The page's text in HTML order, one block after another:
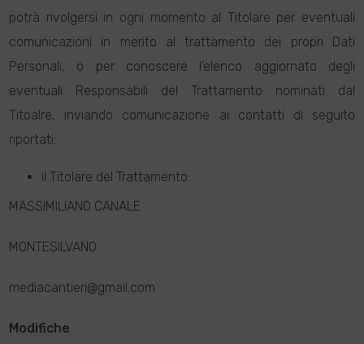
potrà rivolgersi in ogni momento al Titolare per eventuali
comunicazioni in merito al trattamento dei propri Dati
Personali, o per conoscere l’elenco aggiornato degli
eventuali Responsabili del Trattamento nominati dal
Titoalre, inviando comunicazione ai contatti di seguito
riportati:
il Titolare del Trattamento:
MASSIMILIANO CANALE
MONTESILVANO
mediacantieri@gmail.com
Modifiche